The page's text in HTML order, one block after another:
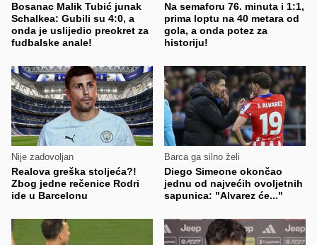
Bosanac Malik Tubić junak
Schalkea: Gubili su 4:0, a
onda je uslijedio preokret za
fudbalske anale!
Na semaforu 76. minuta i 1:1,
prima loptu na 40 metara od
gola, a onda potez za
historiju!
Nije zadovoljan
Realova greška stoljeća?!
Zbog jedne rečenice Rodri
ide u Barcelonu
Barca ga silno želi
Diego Simeone okončao
jednu od najvećih ovoljetnih
sapunica: "Alvarez će..."